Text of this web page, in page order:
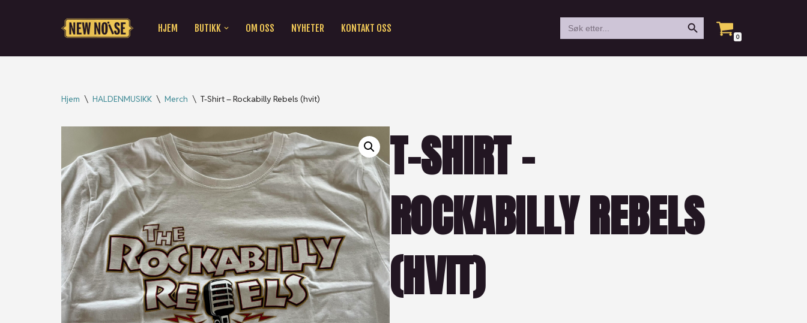
HJEM BUTIKK OM OSS NYHETER KONTAKT OSS
Search
for:
Search Button
0
Hjem \ HALDENMUSIKK \ Merch \ T-Shirt – Rockabilly Rebels (hvit)
T-SHIRT –
ROCKABILLY REBELS
(HVIT)